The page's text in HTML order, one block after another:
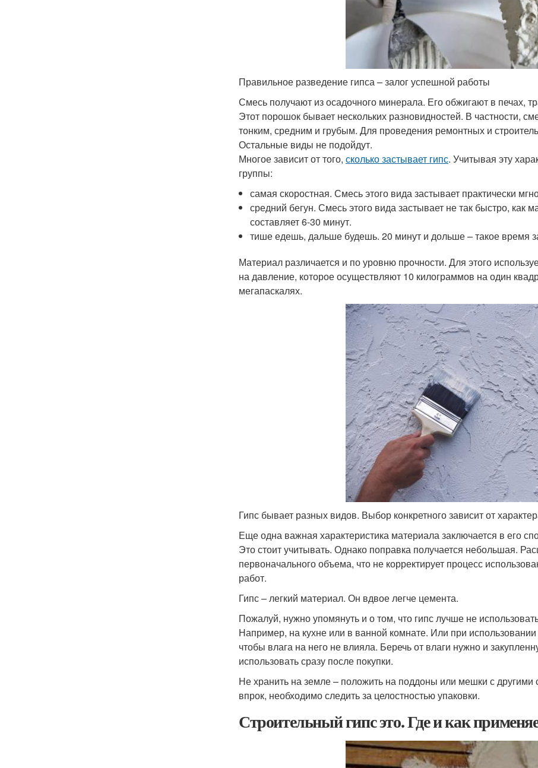
Правильное разведение гипса – залог успешной работы
Смесь получают из осадочного минерала. Его обжигают в печах,
Этот порошок бывает нескольких разновидностей. В частности,
тонким, средним и грубым. Для проведения ремонтных и
Остальные виды не подойдут.
Многое зависит от того, сколько застывает гипс. Учитывая эту
группы:
самая скоростная. Смесь этого вида застывает практически
средний бегун. Смесь этого вида застывает не так быстро,
составляет 6-30 минут.
тише едешь, дальше будешь. 20 минут и дольше – такое время
Материал различается и по уровню прочности. Для этого
на давление, которое осуществляют 10 килограммов на один
мегапаскалях.
Гипс бывает разных видов. Выбор конкретного зависит от
Еще одна важная характеристика материала заключается в его
Это стоит учитывать. Однако поправка получается небольшая.
первоначального объема, что не корректирует процесс
работ.
Гипс – легкий материал. Он вдвое легче цемента.
Пожалуй, нужно упомянуть и о том, что гипс лучше не
Например, на кухне или в ванной комнате. Или при
чтобы влага на него не влияла. Беречь от влаги нужно и
использовать сразу после покупки.
Не хранить на земле – положить на поддоны или мешки с
впрок, необходимо следить за целостностью упаковки.
Строительный гипс это. Где и как